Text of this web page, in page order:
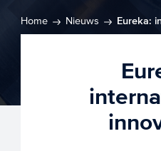
Home Nieuws Eureka: